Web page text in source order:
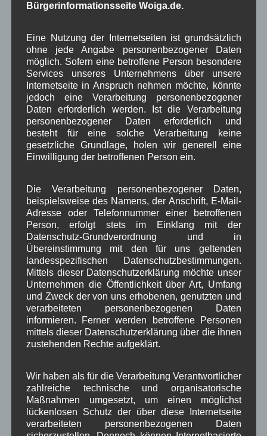
Was Juli und August nicht taten, wird auch im September nicht
Neueste Kommentare
WBEbeiÜber uns
Josef Otler, Verein fürr GeschichtebeiÜber uns
Gerd Erfert beiÜber uns
August 2026(3)
Juli 2026(9)
Juni 2026(4)
Mai 2026(11)
April 2026
März 2026 (9)
Februar 2026(6)
Januar 2026(8)
Dezember 2025(14)
November 2025
(5)
Oktober 2025(8)
September 2025(5)
Juni 2025(7)
Mai 2025(3)
April 2025(8)
März 2025(5)
Februar 2025(9)
Bürgerinformationsseite Woiga.de.
Eine Nutzung der Internetseiten ist grundsätzlich
ohne jede Angabe personenbezogener Daten
möglich. Sofern eine betroffene Person besondere
Services unseres Unternehmens über unsere
Internetseite in Anspruch nehmen möchte, könnte
jedoch eine Verarbeitung personenbezogener
Daten erforderlich werden. Ist die Verarbeitung
personenbezogener Daten erforderlich und
besteht für eine solche Verarbeitung keine
gesetzliche Grundlage, holen wir generell eine
Einwilligung der betroffenen Person ein.
Die Verarbeitung personenbezogener Daten,
beispielsweise des Namens, der Anschrift, E-Mail-
Adresse oder Telefonnummer einer betroffenen
Person, erfolgt stets im Einklang mit der
Datenschutz-Grundverordnung und in
Übereinstimmung mit den für uns geltenden
landesspezifischen Datenschutzbestimmungen.
Mittels dieser Datenschutzerklärung möchte unser
Unternehmen die Öffentlichkeit über Art, Umfang
und Zweck der von uns erhobenen, genutzten und
verarbeiteten personenbezogenen Daten
informieren. Ferner werden betroffene Personen
mittels dieser Datenschutzerklärung über die ihnen
zustehenden Rechte aufgeklärt.
Wir haben als für die Verarbeitung Verantwortlicher
zahlreiche technische und organisatorische
Maßnahmen umgesetzt, um einen möglichst
lückenlosen Schutz der über diese Internetseite
verarbeiteten personenbezogenen Daten